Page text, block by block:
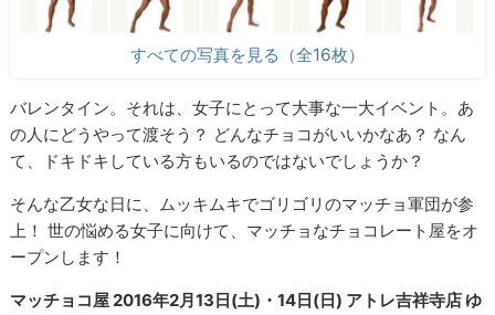
すべての写真を見る（全16枚）
バレンタイン。それは、女子にとって大事な一大イベント。あ
の人にどうやって渡そう？ どんなチョコがいいかなあ？ なん
て、ドキドキしている方もいるのではないでしょうか？
そんな乙女な日に、ムッキムキでゴリゴリのマッチョ軍団が参
上！ 世の悩める女子に向けて、マッチョなチョコレート屋をオ
ープンします！
マッチョコ屋 2016年2⽉13日(土)・14日(日) アトレ吉祥寺店 ゆ